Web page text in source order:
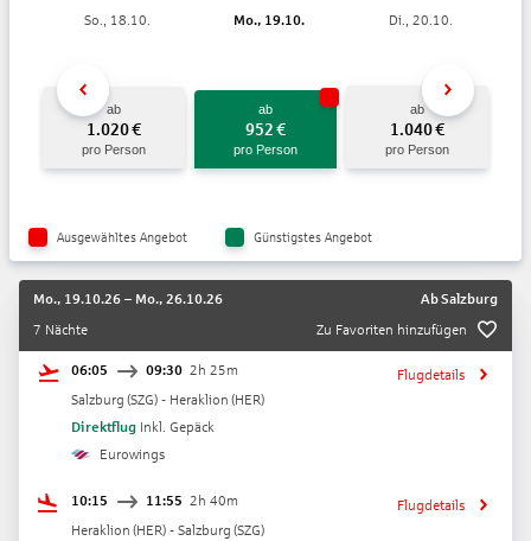
So., 18.10.
ab
1.020€
pro Person
Mo., 19.10.
ab
952 €
pro Person
Di., 20.10.
ab
1.040€
pro Person
Ausgewähltes Angebot Günstigstes Angebot
Mo., 19.10.26 – Mo., 26.10.26 AbSalzburg
7 Nächte
Zu Favoriten hinzufügen
06:05 09:30 2h 25m
Salzburg (SZG) - Heraklion (HER)
Direktflug Inkl. Gepäck
Eurowings
Flugdetails
10:15 11:55 2h 40m
Heraklion (HER) - Salzburg (SZG)
Flugdetails